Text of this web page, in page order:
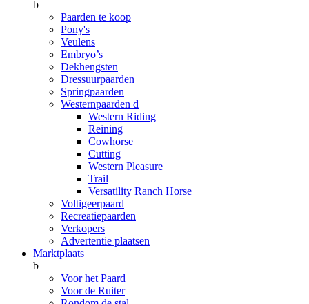
b
Paarden te koop
Pony's
Veulens
Embryo’s
Dekhengsten
Dressuurpaarden
Springpaarden
Westernpaarden d
Western Riding
Reining
Cowhorse
Cutting
Western Pleasure
Trail
Versatility Ranch Horse
Voltigeerpaard
Recreatiepaarden
Verkopers
Advertentie plaatsen
Marktplaats
b
Voor het Paard
Voor de Ruiter